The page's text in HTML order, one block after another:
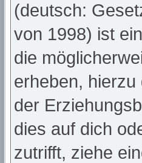
(deutsch:
von 1998) ist
die
erheben,
der
dies auf dich
zutrifft, ziehe